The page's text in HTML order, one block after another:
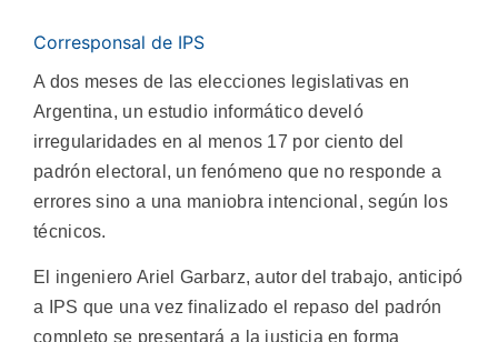
Corresponsal de IPS
A dos meses de las elecciones legislativas en
Argentina, un estudio informático develó
irregularidades en al menos 17 por ciento del
padrón electoral, un fenómeno que no responde a
errores sino a una maniobra intencional, según los
técnicos.
El ingeniero Ariel Garbarz, autor del trabajo, anticipó
a IPS que una vez finalizado el repaso del padrón
completo se presentará a la justicia en forma